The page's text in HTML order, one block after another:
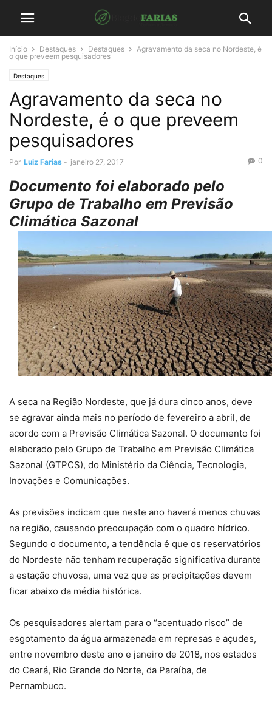
Início Destaques Destaques
Agravamento da seca no Nordeste, é
o que preveem pesquisadores
Destaques
Agravamento da seca no
Nordeste, é o que preveem
pesquisadores
Por Luiz Farias - janeiro 27, 2017 0
Documento foi elaborado pelo
Grupo de Trabalho em Previsão
Climática Sazonal
A seca na Região Nordeste, que já dura cinco anos, deve
se agravar ainda mais no período de fevereiro a abril, de
acordo com a Previsão Climática Sazonal. O documento foi
elaborado pelo Grupo de Trabalho em Previsão Climática
Sazonal (GTPCS), do Ministério da Ciência, Tecnologia,
Inovações e Comunicações.
As previsões indicam que neste ano haverá menos chuvas
na região, causando preocupação com o quadro hídrico.
Segundo o documento, a tendência é que os reservatórios
do Nordeste não tenham recuperação significativa durante
a estação chuvosa, uma vez que as precipitações devem
ficar abaixo da média histórica.
Os pesquisadores alertam para o “acentuado risco” de
esgotamento da água armazenada em represas e açudes,
entre novembro deste ano e janeiro de 2018, nos estados
do Ceará, Rio Grande do Norte, da Paraíba, de
Pernambuco.